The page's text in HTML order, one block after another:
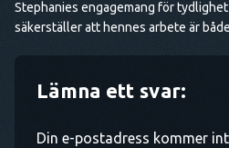
Stephanies engagemang för
säkerställer att hennes arbete är
Lämna ett svar:
Din e-postadress kommer